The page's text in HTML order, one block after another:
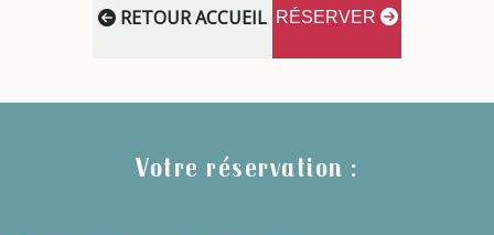
RETOUR ACCUEIL RÉSERVER
Votre réservation :